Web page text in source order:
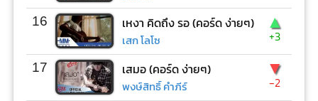
16 เหงา คิดถึง รอ (คอร์ด ง่ายๆ)
เสก โลโซ
▲
+3
17 เสมอ (คอร์ด ง่ายๆ)
พงษ์สิทธิ์ คำภีร์
▼
-2